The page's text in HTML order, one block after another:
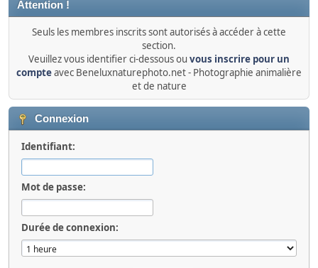
Attention !
Seuls les membres inscrits sont autorisés à accéder à cette
section.
Veuillez vous identifier ci-dessous ou vous inscrire pour un
compteavec Beneluxnaturephoto.net - Photographie animalière
et de nature
Connexion
Identifiant:
Mot de passe:
Durée de connexion: